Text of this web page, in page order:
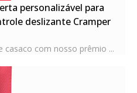
personalizável para
deslizante Cramper
casaco com nosso prêmio ...